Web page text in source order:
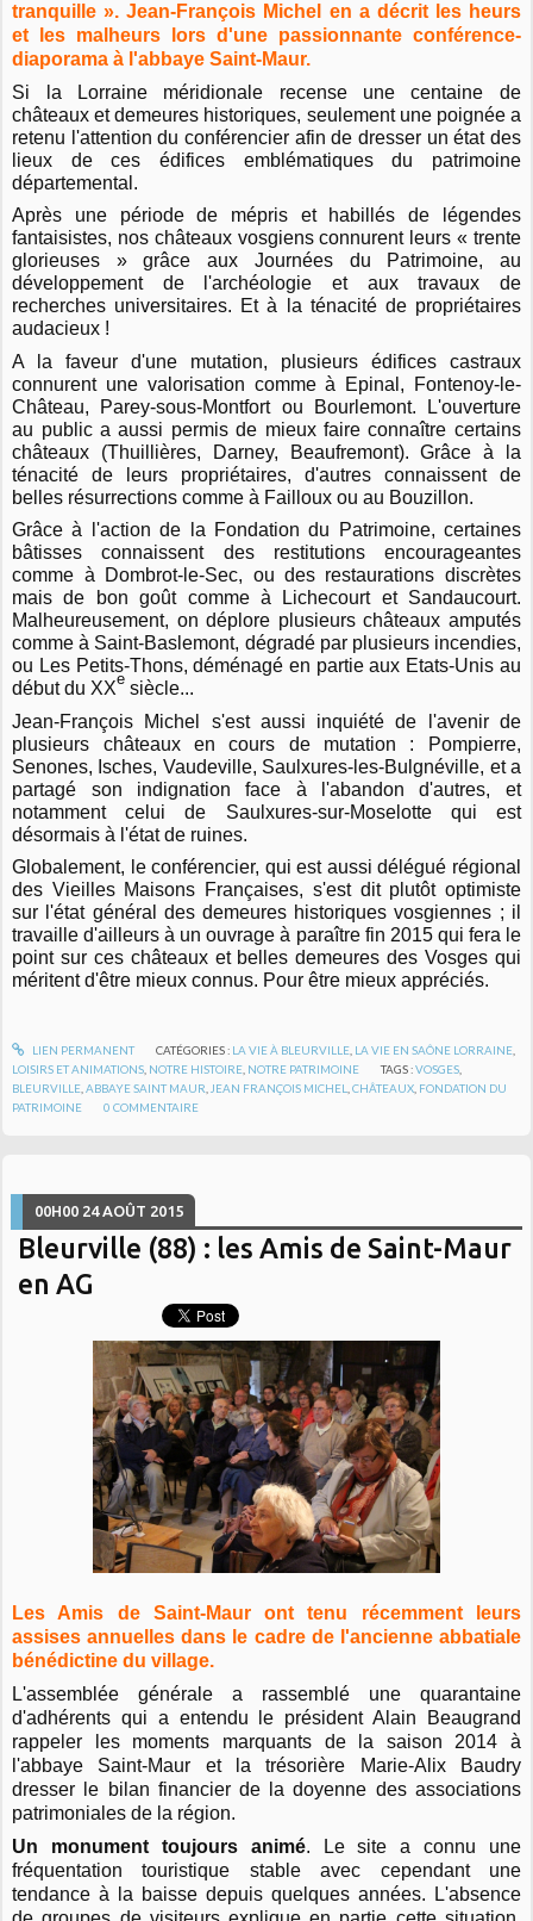
tranquille ». Jean-François Michel en a décrit les heurs
et les malheurs lors d'une passionnante conférence-
diaporama à l'abbaye Saint-Maur.
Si la Lorraine méridionale recense une centaine de
châteaux et demeures historiques, seulement une poignée a
retenu l'attention du conférencier afin de dresser un état des
lieux de ces édifices emblématiques du patrimoine
départemental.
Après une période de mépris et habillés de légendes
fantaisistes, nos châteaux vosgiens connurent leurs « trente
glorieuses » grâce aux Journées du Patrimoine, au
développement de l'archéologie et aux travaux de
recherches universitaires. Et à la ténacité de propriétaires
audacieux !
A la faveur d'une mutation, plusieurs édifices castraux
connurent une valorisation comme à Epinal, Fontenoy-le-
Château, Parey-sous-Montfort ou Bourlemont. L'ouverture
au public a aussi permis de mieux faire connaître certains
châteaux (Thuillières, Darney, Beaufremont). Grâce à la
ténacité de leurs propriétaires, d'autres connaissent de
belles résurrections comme à Failloux ou au Bouzillon.
Grâce à l'action de la Fondation du Patrimoine, certaines
bâtisses connaissent des restitutions encourageantes
comme à Dombrot-le-Sec, ou des restaurations discrètes
mais de bon goût comme à Lichecourt et Sandaucourt.
Malheureusement, on déplore plusieurs châteaux amputés
comme à Saint-Baslemont, dégradé par plusieurs incendies,
ou Les Petits-Thons, déménagé en partie aux Etats-Unis au
début du XXe siècle...
Jean-François Michel s'est aussi inquiété de l'avenir de
plusieurs châteaux en cours de mutation : Pompierre,
Senones, Isches, Vaudeville, Saulxures-les-Bulgnéville, et a
partagé son indignation face à l'abandon d'autres, et
notamment celui de Saulxures-sur-Moselotte qui est
désormais à l'état de ruines.
Globalement, le conférencier, qui est aussi délégué régional
des Vieilles Maisons Françaises, s'est dit plutôt optimiste
sur l'état général des demeures historiques vosgiennes ; il
travaille d'ailleurs à un ouvrage à paraître fin 2015 qui fera le
point sur ces châteaux et belles demeures des Vosges qui
méritent d'être mieux connus. Pour être mieux appréciés.
LIEN PERMANENT CATÉGORIES : LA VIE À BLEURVILLE, LA VIE EN SAÔNE LORRAINE,
LOISIRS ET ANIMATIONS NOTRE HISTOIRE NOTRE PATRIMOINE TAGS :VOSGES
BLEURVILLE ,ABBAYE SAINT MAUR JEAN FRANÇOIS MICHEL ,CHÂTEAUX FONDATION DU
PATRIMOINE
0 COMMENTAIRE
00H00 24 AOÛT 2015
Bleurville (88) : les Amis de Saint-Maur
en AG
Les Amis de Saint-Maur ont tenu récemment leurs
assises annuelles dans le cadre de l'ancienne abbatiale
bénédictine du village.
L'assemblée générale a rassemblé une quarantaine
d'adhérents qui a entendu le président Alain Beaugrand
rappeler les moments marquants de la saison 2014 à
l'abbaye Saint-Maur et la trésorière Marie-Alix Baudry
dresser le bilan financier de la doyenne des associations
patrimoniales de la région.
Un monument toujours animé. Le site a connu une
fréquentation touristique stable avec cependant une
tendance à la baisse depuis quelques années. L'absence